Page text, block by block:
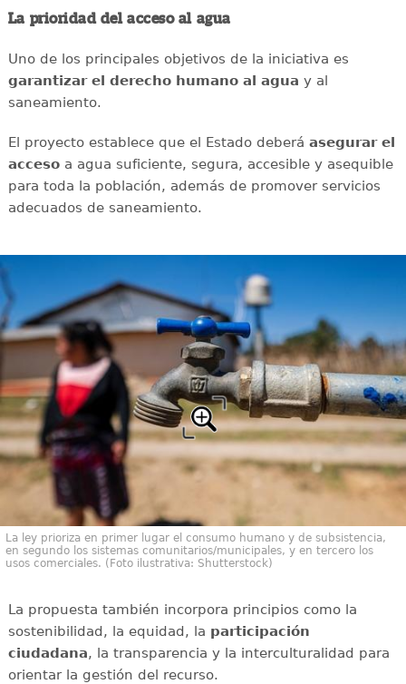
La prioridad del acceso al agua
Uno de los principales objetivos de la iniciativa es
garantizar el derecho humano al agua y al
saneamiento.
El proyecto establece que el Estado deberá asegurar el
accesoa agua suficiente, segura, accesible y asequible
para toda la población, además de promover servicios
adecuados de saneamiento.
La ley prioriza en primer lugar el consumo humano y de subsistencia,
en segundo los sistemas comunitarios/municipales, y en tercero los
usos comerciales. (Foto ilustrativa: Shutterstock)
La propuesta también incorpora principios como la
sostenibilidad, la equidad, la participación
ciudadana, la transparencia y la interculturalidad para
orientar la gestión del recurso.